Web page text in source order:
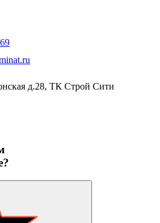
д.28, ТК Строй Сити